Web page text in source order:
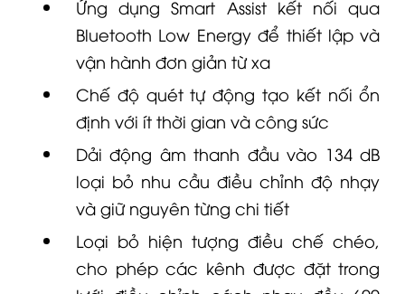
Ứng dụng Smart Assist kết nối qua
Bluetooth Low Energy để thiết lập và
vận hành đơn giản từ xa
Chế độ quét tự động tạo kết nối ổn
định với ít thời gian và công sức
Dải động âm thanh đầu vào 134 dB
loại bỏ nhu cầu điều chỉnh độ nhạy
và giữ nguyên từng chi tiết
Loại bỏ hiện tượng điều chế chéo,
cho phép các kênh được đặt trong